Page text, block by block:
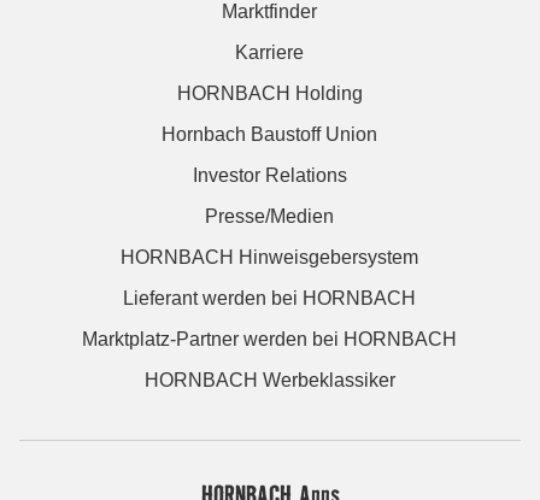
Marktfinder
Karriere
HORNBACH Holding
Hornbach Baustoff Union
Investor Relations
Presse/Medien
HORNBACH Hinweisgebersystem
Lieferant werden bei HORNBACH
Marktplatz-Partner werden bei HORNBACH
HORNBACH Werbeklassiker